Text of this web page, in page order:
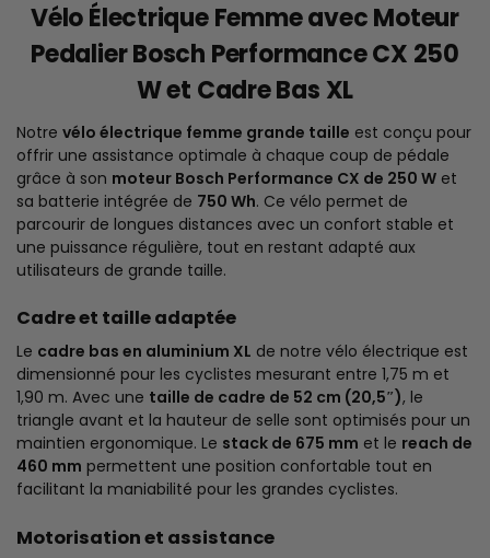
Vélo Électrique Femme avec Moteur
Pedalier Bosch Performance CX 250
W et Cadre Bas XL
Notre vélo électrique femme grande taille est conçu pour
offrir une assistance optimale à chaque coup de pédale
grâce à son moteur Bosch Performance CX de 250 W et
sa batterie intégrée de 750 Wh. Ce vélo permet de
parcourir de longues distances avec un confort stable et
une puissance régulière, tout en restant adapté aux
utilisateurs de grande taille.
Cadre et taille adaptée
Le cadre bas en aluminium XL de notre vélo électrique est
dimensionné pour les cyclistes mesurant entre 1,75 m et
1,90 m. Avec une taille de cadre de 52 cm (20,5″), le
triangle avant et la hauteur de selle sont optimisés pour un
maintien ergonomique. Le stack de 675 mm et le reach de
460 mm permettent une position confortable tout en
facilitant la maniabilité pour les grandes cyclistes.
Motorisation et assistance